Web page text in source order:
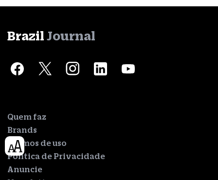
Brazil Journal
Quem faz
Brands
Termos de uso
Política de Privacidade
Anuncie